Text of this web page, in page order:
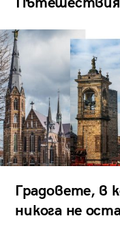
Градовете, в
никога не